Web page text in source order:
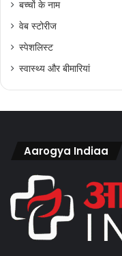
बच्चों के नाम
वेब स्टोरीज
स्पेशलिस्ट
स्वास्थ्य और बीमारियां
Aarogya Indiaa